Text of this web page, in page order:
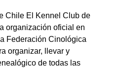
El Kennel Club de
organización oficial en
Federación Cinológica
organizar, llevar y
de todas las